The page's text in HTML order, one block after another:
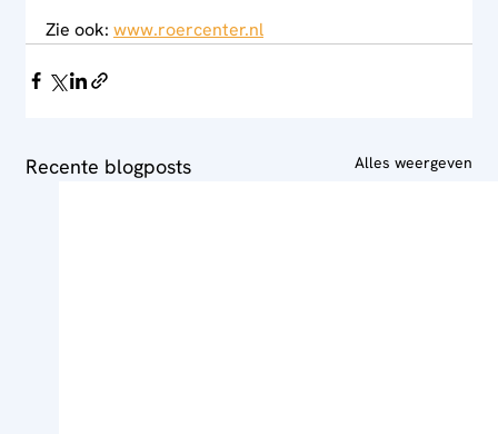
Zie ook: www.roercenter.nl
Recente blogposts Alles weergeven